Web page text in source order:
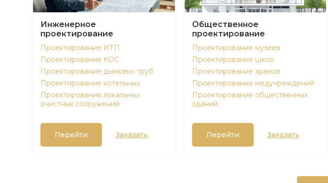
Инженерное
проектирование
Проектирование ИТП
Проектирование КОС
Проектирование дымовых труб
Проектирование котельных
Проектирование локальных
очистных сооружений
Перейти Заказать
Общественное
проектирование
Проектирование музеев
Проектирование школ
Проектирование храмов
Проектирование медучреждений
Проектирование общественных
зданий
Перейти Заказать